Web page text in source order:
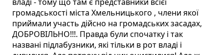
владі - тому що там є представники всієї
громадськості міста Хмельницького , члени якої
приймали участь дійсно на громадських засадах,
ДОБРОВІЛЬНО!!!. Правда були спочатку і так
названі підлабузники, які тільки в рот владі і